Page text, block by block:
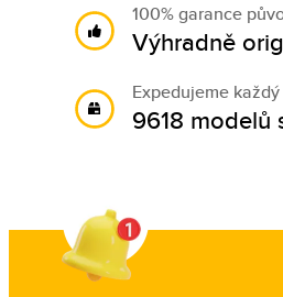
100% garance
Výhradně
Expedujeme
9618 modelů